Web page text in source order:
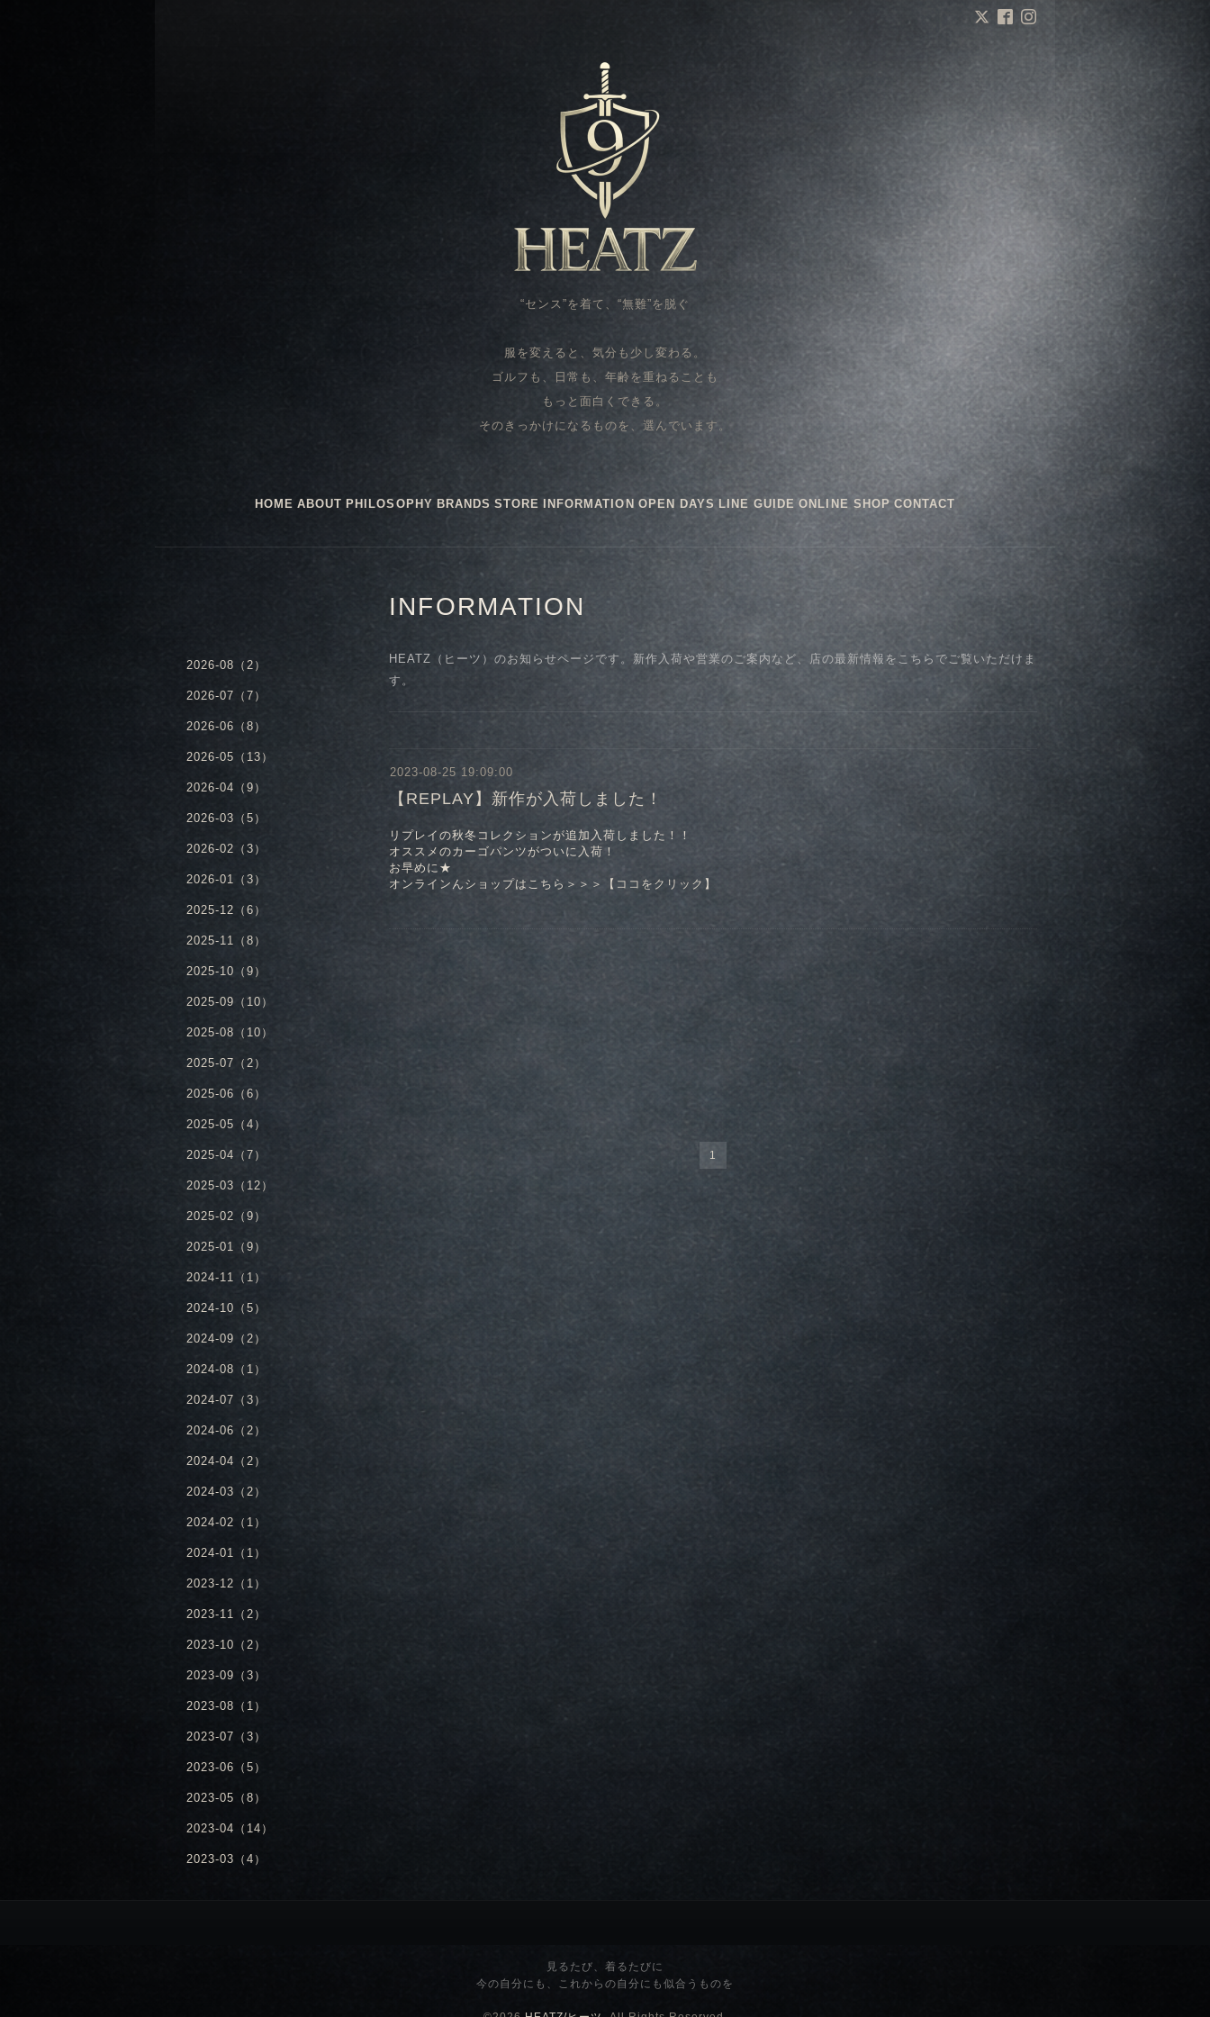
“センス”を着て、“無難”を脱ぐ
服を変えると、気分も少し変わる。
ゴルフも、日常も、年齢を重ねることも
もっと面白くできる。
そのきっかけになるものを、選んでいます。
HOME ABOUT PHILOSOPHY BRANDS STORE INFORMATION OPEN DAYS LINE GUIDE ONLINE SHOP CONTACT
INFORMATION
HEATZ（ヒーツ）のお知らせページです。新作入荷や営業のご案内など、店の最新情報をこちらでご覧いただけま
す。
2023-08-25 19:09:00
【REPLAY】新作が入荷しました！
リプレイの秋冬コレクションが追加入荷しました！！
オススメのカーゴパンツがついに入荷！
お早めに★
オンラインんショップはこちら＞＞＞【 ココをクリック 】
1
2026-08（2）
2026-07（7）
2026-06（8）
2026-05（13）
2026-04（9）
2026-03（5）
2026-02（3）
2026-01（3）
2025-12（6）
2025-11（8）
2025-10（9）
2025-09（10）
2025-08（10）
2025-07（2）
2025-06（6）
2025-05（4）
2025-04（7）
2025-03（12）
2025-02（9）
2025-01（9）
2024-11（1）
2024-10（5）
2024-09（2）
2024-08（1）
2024-07（3）
2024-06（2）
2024-04（2）
2024-03（2）
2024-02（1）
2024-01（1）
2023-12（1）
2023-11（2）
2023-10（2）
2023-09（3）
2023-08（1）
2023-07（3）
2023-06（5）
2023-05（8）
2023-04（14）
2023-03（4）
見るたび、着るたびに
今の自分にも、これからの自分にも似合うものを